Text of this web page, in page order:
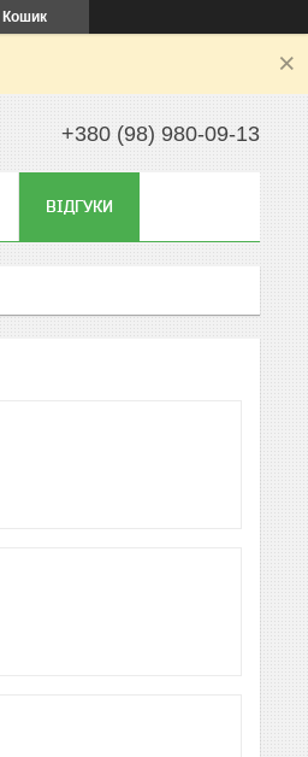
Кошик
+380 (98) 980-09-13
ВІДГУКИ